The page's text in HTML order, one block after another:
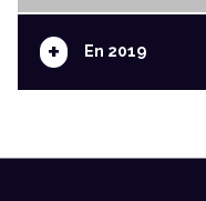
+ En 2019